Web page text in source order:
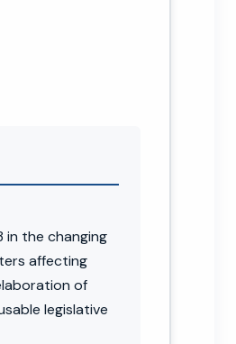
in the changing
affecting
of
legislative